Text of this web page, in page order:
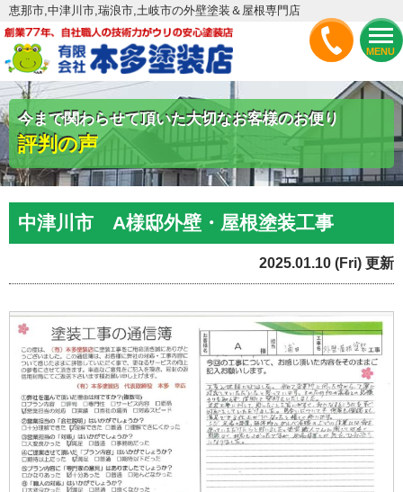
MENU
恵那市,中津川市,瑞浪市,土岐市の外壁塗装＆屋根専門店
今まで関わらせて頂いた大切なお客様のお便り
評判の声
中津川市 A様邸外壁・屋根塗装工事
2025.01.10 (Fri) 更新